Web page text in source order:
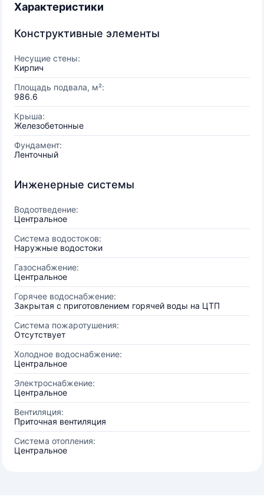
Характеристики
Конструктивные элементы
Несущие стены:
Кирпич
Площадь подвала, м²:
986.6
Крыша:
Железобетонные
Фундамент:
Ленточный
Инженерные системы
Водоотведение:
Центральное
Система водостоков:
Наружные водостоки
Газоснабжение:
Центральное
Горячее водоснабжение:
Закрытая с приготовлением горячей воды на ЦТП
Система пожаротушения:
Отсутствует
Холодное водоснабжение:
Центральное
Электроснабжение:
Центральное
Вентиляция:
Приточная вентиляция
Система отопления:
Центральное